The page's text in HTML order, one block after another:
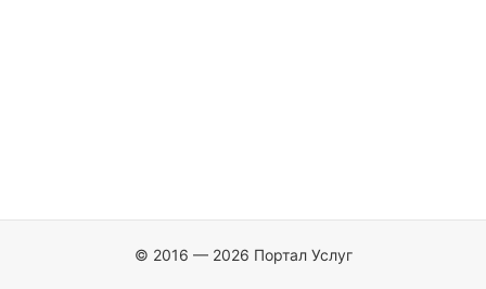
© 2016 — 2026 Портал Услуг